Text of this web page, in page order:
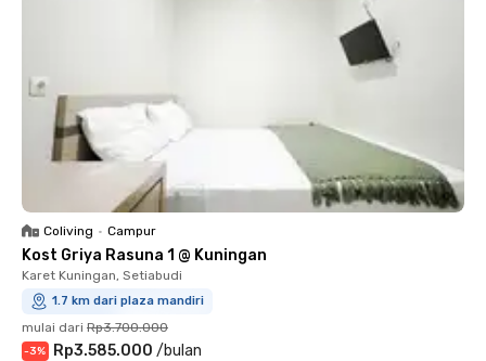
Coliving • Campur
Kost Griya Rasuna 1 @ Kuningan
Karet Kuningan, Setiabudi
1.7 km dari plaza mandiri
mulai dari Rp3.700.000
-3% Rp3.585.000 /bulan